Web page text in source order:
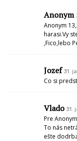
Anonym
Anonym
harasi.Vy
,Fico,lebo
Jozef 31.
Co si
Vlado 31.
Pre
To nás
ešte